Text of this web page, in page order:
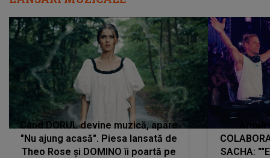
Când DORUL devine muzică, apare
"Nu ajung acasă". Piesa lansată de
Theo Rose și DOMINO îi poartă pe
SACHA: